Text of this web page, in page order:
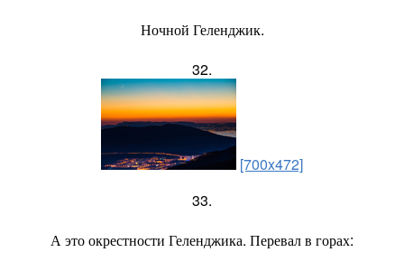
Ночной Геленджик.
32.
[700x472]
33.
А это окрестности Геленджика. Перевал в горах: